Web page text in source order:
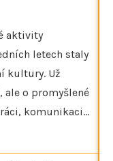
aktivity
letech staly
kultury. Už
ale o promyšlené
komunikaci…